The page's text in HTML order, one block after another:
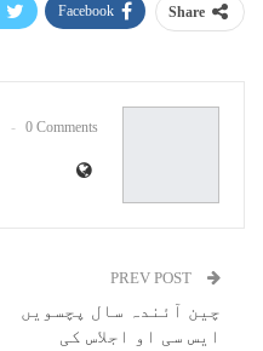
Share
Facebook
0 Comments
چین آئندہ سال پچسویں
ایس سی او اجلاس کی